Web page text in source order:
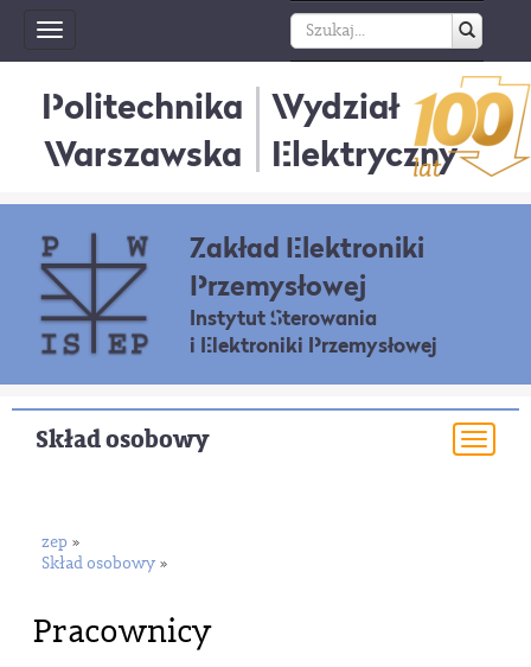
Toggle
navigation
Politechnika
Warszawska
Wydział
Elektryczny
Zakład Elektroniki
Przemysłowej
Instytut Sterowania
i Elektroniki Przemysłowej
Skład osobowy
zep »
Skład osobowy »
Pracownicy